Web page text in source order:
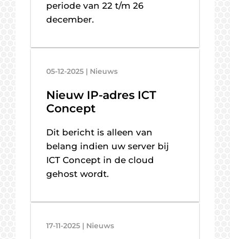
periode van 22 t/m 26
december.
05-12-2025 | Nieuws
Nieuw IP-adres ICT
Concept
Dit bericht is alleen van
belang indien uw server bij
ICT Concept in de cloud
gehost wordt.
17-11-2025 | Nieuws